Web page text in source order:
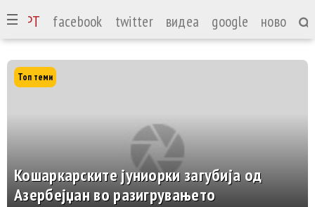
СПОРТ facebook twitter видеа google ново
Топ теми
Кошаркарските јуниорки загубија од
Азербејџан во разигрувањето